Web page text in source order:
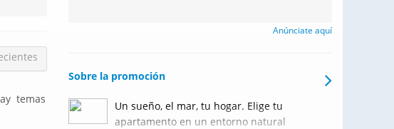
temas
Anúnciate aquí
Sobre la promoción
Un sueño, el mar, tu hogar. Elige tu
apartamento en un entorno natural